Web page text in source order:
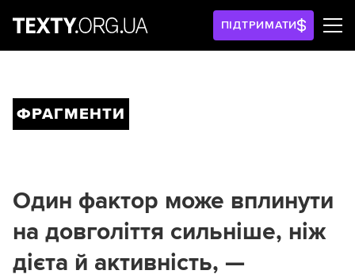
ПІДТРИМАТИ
ФРАГМЕНТИ
Один фактор може вплинути
на довголіття сильніше, ніж
дієта й активність, —